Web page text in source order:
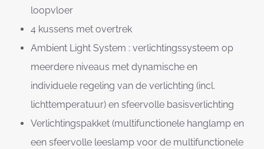
loopvloer
4 kussens met overtrek
Ambient Light System : verlichtingssysteem op
meerdere niveaus met dynamische en
individuele regeling van de verlichting (incl.
lichttemperatuur) en sfeervolle basisverlichting
Verlichtingspakket (multifunctionele hanglamp en
een sfeervolle leeslamp voor de multifunctionele